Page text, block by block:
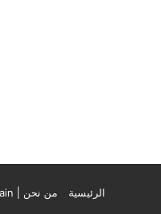
الرئيسية
من نحن | Droit Marocain (القانون المغربي)